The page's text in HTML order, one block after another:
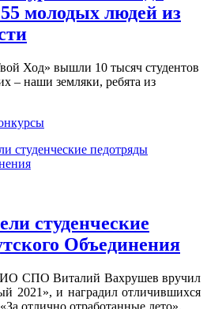
молодых людей из
Ход» вышли 10 тысяч студентов
– наши земляки, ребята из
студенческие
Объединения
ИО СПО Виталий Вахрушев вручил
2021», и наградил отличившихся